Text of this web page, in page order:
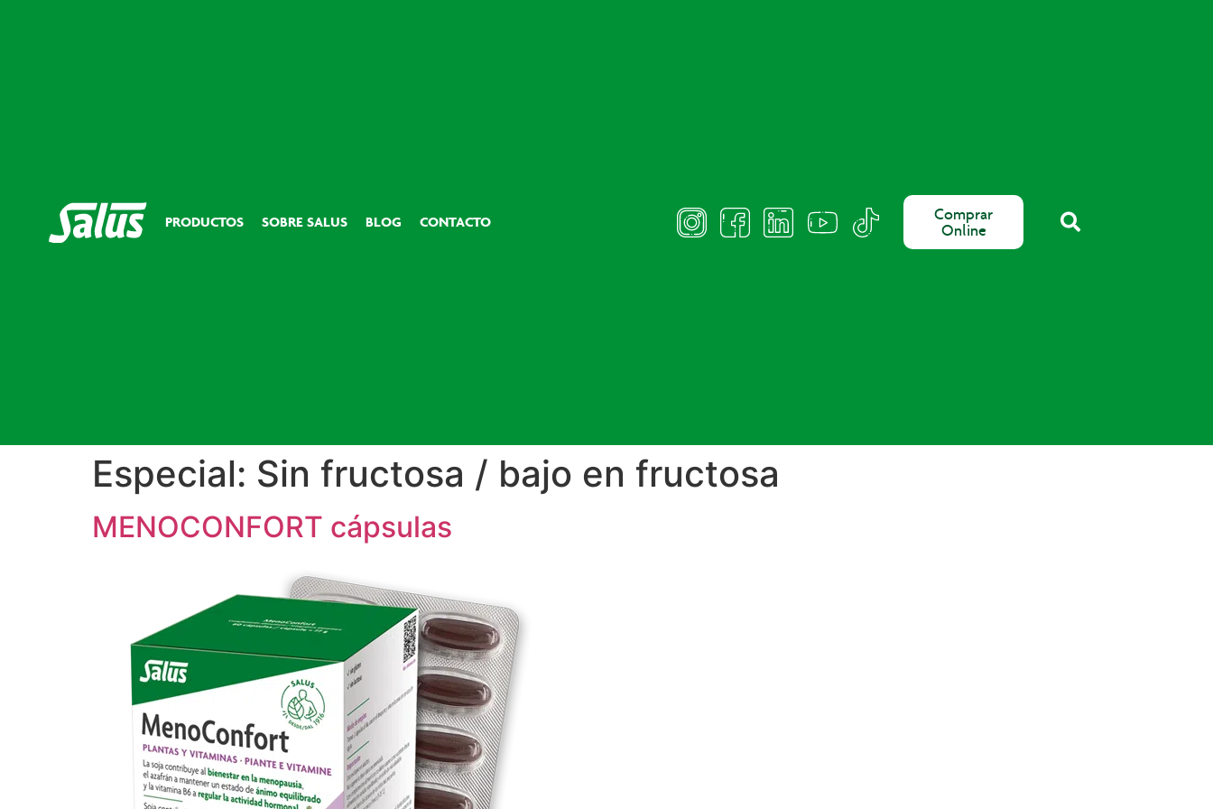
PRODUCTOS SOBRE SALUS BLOG CONTACTO
Comprar
Online
Especial: Sin fructosa / bajo en fructosa
MENOCONFORT cápsulas